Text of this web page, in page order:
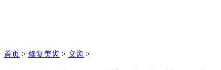
首页 > 修复美齿 > 义齿 >